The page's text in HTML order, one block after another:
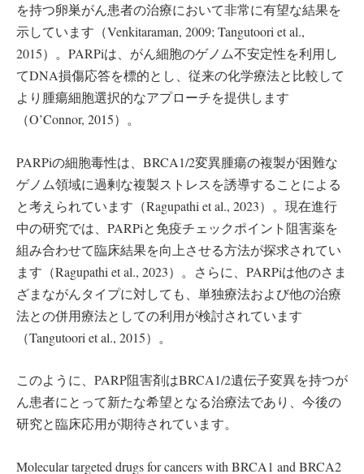
を持つ卵巣がん患者の治療において非常に有望な結果を
示しています（Venkitaraman, 2009; Tangutoori et al.,
2015）。PARPiは、がん細胞のゲノム不安定性を利用し
てDNA損傷応答を標的とし、従来の化学療法と比較して
より腫瘍細胞選択的なアプローチを提供します
（O’Connor, 2015）。
PARPiの細胞毒性は、BRCA1/2変異腫瘍の複製が困難な
ゲノム領域に過剰な複製ストレスを誘導することによる
と考えられています（Ragupathi et al., 2023）。現在進行
中の研究では、PARPiと免疫チェックポイント阻害薬を
組み合わせて臨床結果を向上させる方法が探求されてい
ます（Ragupathi et al., 2023）。さらに、PARPiは他のさま
ざまながんタイプに対しても、単独療法および他の治療
法との併用療法としての利用が検討されています
（Tangutoori et al., 2015）。
このように、PARP阻害剤はBRCA1/2遺伝子変異を持つが
ん患者にとって新たな希望となる治療法であり、今後の
研究と臨床応用が期待されています。
Molecular targeted drugs for cancers with BRCA1 and BRCA2